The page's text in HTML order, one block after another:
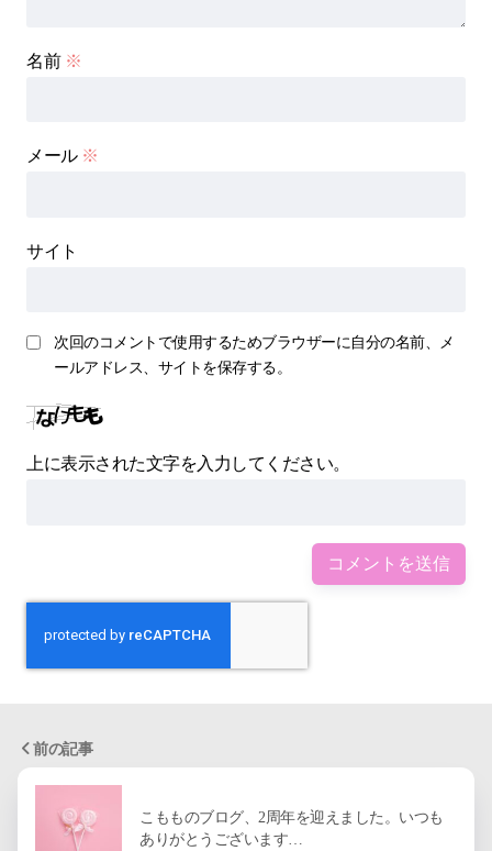
名前 ※
メール ※
サイト
次回のコメントで使用するためブラウザーに自分の名前、メ
ールアドレス、サイトを保存する。
上に表示された文字を入力してください。
前の記事
こもものブログ、2周年を迎えました。いつも
ありがとうございます…